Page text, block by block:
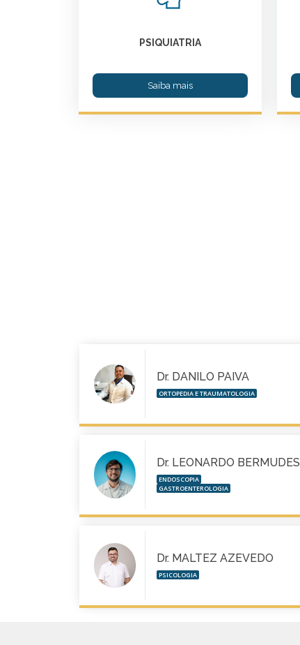
PSIQUIATRIA
Saiba mais
Dr. DANILO PAIVA
ORTOPEDIA E TRAUMATOLOGIA
Dr. LEONARDO BERMUDES
ENDOSCOPIA
GASTROENTEROLOGIA
Dr. MALTEZ AZEVEDO
PSICOLOGIA